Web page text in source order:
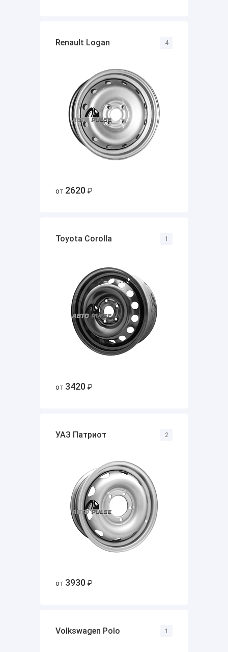
Renault Logan
от 2620 ₽
4
Toyota Corolla
от 3420 ₽
1
УАЗ Патриот
от 3930 ₽
2
Volkswagen Polo 1